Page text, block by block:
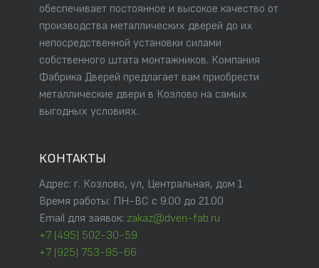
обеспечивает постоянное и высокое качество от
производства металлических дверей до их
непосредственной установки силами
собственного штата монтажников. Компания
Фабрика Дверей предлагает вам приобрести
металлические двери в Козлово на самых
выгодных условиях.
КОНТАКТЫ
Адрес: г. Козлово, ул, Центральная, дом 1
Время работы: ПН-ВС с 9.00 до 21.00
Email для заявок: zakaz@dveri-fab.ru
+7 (495) 502-30-59
+7 (925) 753-95-66